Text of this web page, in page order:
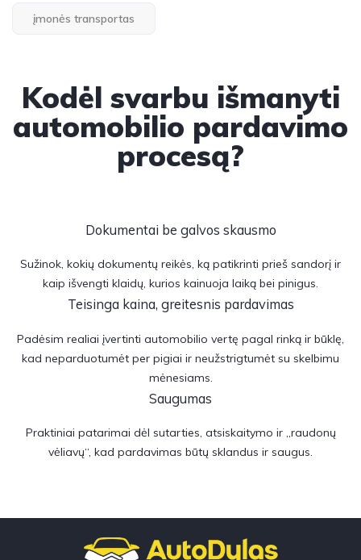
įmonės transportas
Kodėl svarbu išmanyti
automobilio pardavimo
procesą?
Dokumentai be galvos skausmo
Sužinok, kokių dokumentų reikės, ką patikrinti prieš sandorį ir
kaip išvengti klaidų, kurios kainuoja laiką bei pinigus.
Teisinga kaina, greitesnis pardavimas
Padėsim realiai įvertinti automobilio vertę pagal rinką ir būklę,
kad neparduotumėt per pigiai ir neužstrigtumėt su skelbimu
mėnesiams.
Saugumas
Praktiniai patarimai dėl sutarties, atsiskaitymo ir „raudonų
vėliavų“, kad pardavimas būtų sklandus ir saugus.